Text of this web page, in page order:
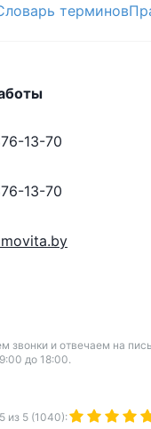
терминов
13-70
13-70
звонки и отвечаем на
до 18:00.
5 из 5 (1040):